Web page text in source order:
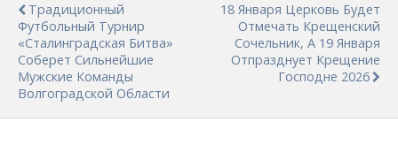
Традиционный
Футбольный Турнир
«Сталинградская Битва»
Соберет Сильнейшие
Мужские Команды
Волгоградской Области
18 Января Церковь Будет
Отмечать Крещенский
Сочельник, А 19 Января
Отпразднует Крещение
Господне 2026